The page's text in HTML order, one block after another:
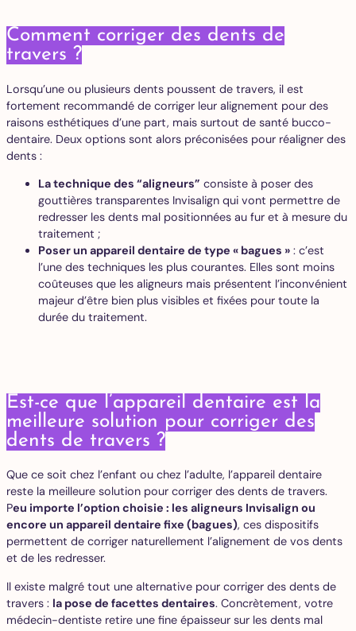
Comment corriger des dents de
travers ?
Lorsqu’une ou plusieurs dents poussent de travers, il est
fortement recommandé de corriger leur alignement pour des
raisons esthétiques d’une part, mais surtout de santé bucco-
dentaire. Deux options sont alors préconisées pour réaligner des
dents :
La technique des “aligneurs” consiste à poser des
gouttières transparentes Invisalign qui vont permettre de
redresser les dents mal positionnées au fur et à mesure du
traitement ;
Poser un appareil dentaire de type « bagues » : c’est
l’une des techniques les plus courantes. Elles sont moins
coûteuses que les aligneurs mais présentent l’inconvénient
majeur d’être bien plus visibles et fixées pour toute la
durée du traitement.
Est-ce que l’appareil dentaire est la
meilleure solution pour corriger des
dents de travers ?
Que ce soit chez l’enfant ou chez l’adulte, l’appareil dentaire
reste la meilleure solution pour corriger des dents de travers.
Peu importe l’option choisie : les aligneurs Invisalign ou
encore un appareil dentaire fixe (bagues), ces dispositifs
permettent de corriger naturellement l’alignement de vos dents
et de les redresser.
Il existe malgré tout une alternative pour corriger des dents de
travers : la pose de facettes dentaires. Concrètement, votre
médecin-dentiste retire une fine épaisseur sur les dents mal